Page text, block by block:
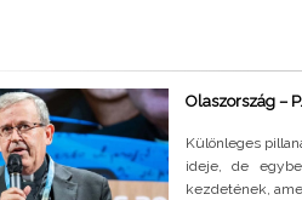
Olaszország –
Különleges
ideje, de
kezdetének,